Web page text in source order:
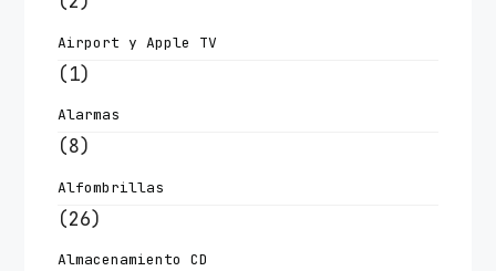
Airport y Apple TV
(1)
Alarmas
(8)
Alfombrillas
(26)
Almacenamiento CD